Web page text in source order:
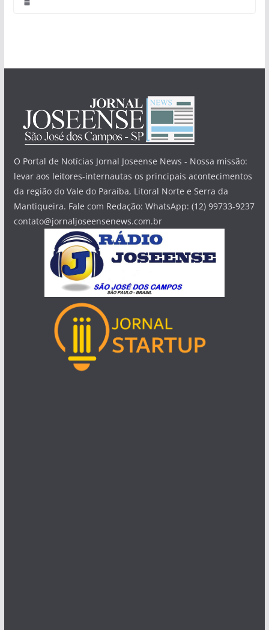
O Portal de Notícias Jornal Joseense News - Nossa missão:
levar aos leitores-internautas os principais acontecimentos
da região do Vale do Paraíba, Litoral Norte e Serra da
Mantiqueira. Fale com Redação: WhatsApp: (12) 99733-9237
contato@jornaljoseensenews.com.br